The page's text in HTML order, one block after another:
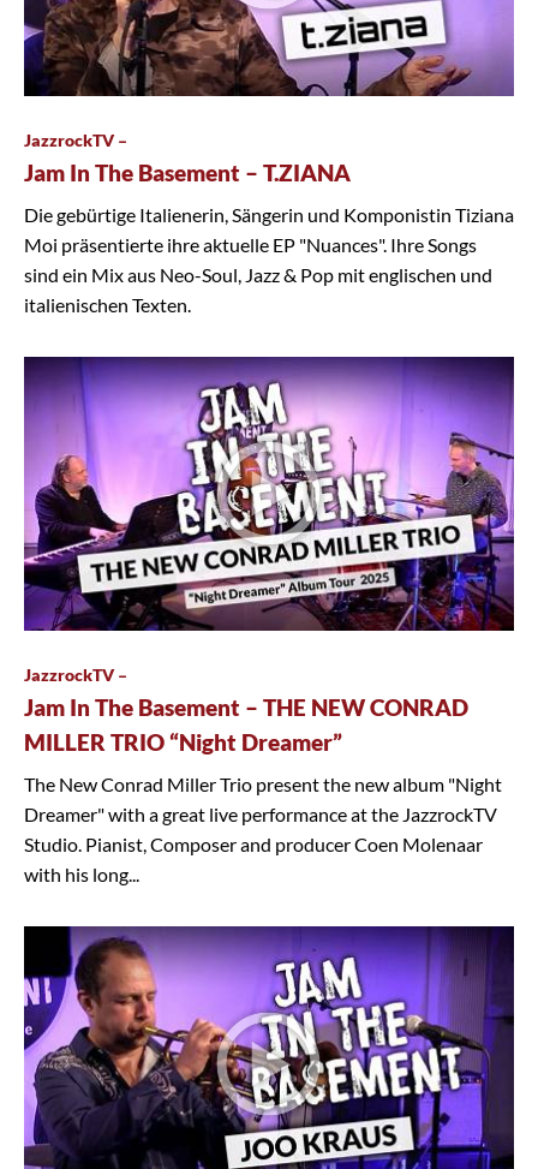
JazzrockTV –
Jam In The Basement – T.ZIANA
Die gebürtige Italienerin, Sängerin und Komponistin Tiziana
Moi präsentierte ihre aktuelle EP "Nuances". Ihre Songs
sind ein Mix aus Neo-Soul, Jazz & Pop mit englischen und
italienischen Texten.
JazzrockTV –
Jam In The Basement – THE NEW CONRAD
MILLER TRIO “Night Dreamer”
The New Conrad Miller Trio present the new album "Night
Dreamer" with a great live performance at the JazzrockTV
Studio. Pianist, Composer and producer Coen Molenaar
with his long...